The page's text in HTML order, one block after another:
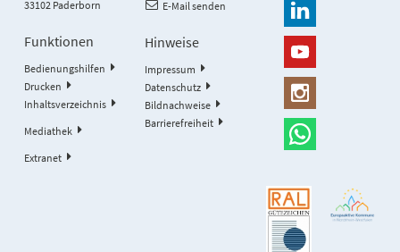
33102 Paderborn
E-Mail senden
Funktionen
Bedienungshilfen
Drucken
Inhaltsverzeichnis
Mediathek
Extranet
Hinweise
Impressum
Datenschutz
Bildnachweise
Barrierefreiheit